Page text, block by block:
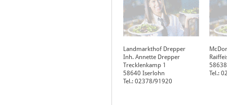
Landmarkthof Drepper
Inh. Annette Drepper
Trecklenkamp 1
58640 Iserlohn
Tel.: 02378/91920
58638
Tel.: